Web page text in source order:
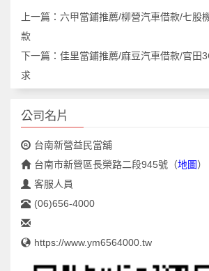
上一篇： 六甲當鋪推薦/柳營汽車借款/七股
款
下一篇： 佳里當鋪推薦/麻豆汽車借款/官田
求
公司名片
台南新營益民當舖
台南市新營區長榮路二段945號 （地圖）
客服人員
(06)656-4000
https://www.ym6564000.tw